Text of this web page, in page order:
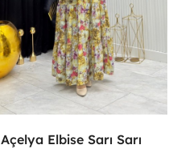
Açelya Elbise Sarı Sarı